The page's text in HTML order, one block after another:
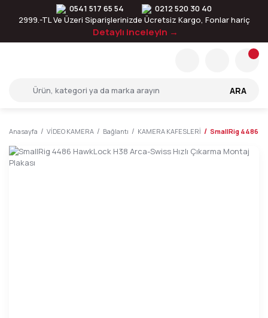
0541 517 65 54
0212 520 30 40
2999.-TL Ve Üzeri Siparişlerinizde Ücretsiz Kargo, Fonlar hariç
Detaylı inceleyin →
ARA
Anasayfa VİDEO KAMERA Bağlantı KAMERA KAFESLERİ SmallRig 4486